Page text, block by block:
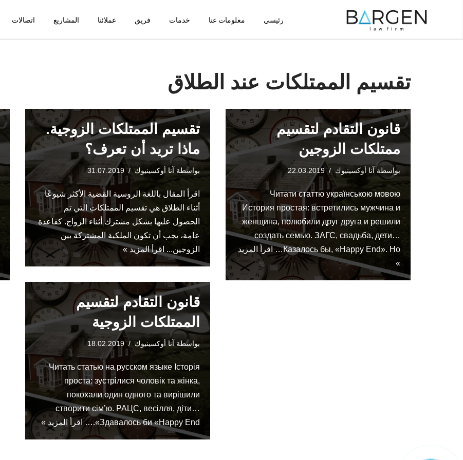
رئيسي معلومات عنا خدمات فريق عملائنا المشاريع اتصالات
تقسيم الممتلكات عند الطلاق
تقسيم الممتلكات الزوجية.
ماذا تريد أن تعرف؟
بواسطة آنا أوكسينيوك 31.07.2019
اقرأ المقال باللغة الروسية القضية الأكثر شيوعًا
أثناء الطلاق هي تقسيم الممتلكات التي تم
الحصول عليها بشكل مشترك أثناء الزواج. كقاعدة
عامة، يجب أن تكون الملكية المشتركة بين
الزوجين... اقرأ المزيد »
قانون التقادم لتقسيم
ممتلكات الزوجين
بواسطةآنا أوكسينيوك 22.03.2019
Читати статтю українською мовою
История простая: встретились мужчина и
женщина, полюбили друг друга и решили
создать семью. ЗАГС, свадьба, дети…
Казалось бы, «Happy End». Но…
اقرأ المزيد
»
قانون التقادم لتقسيم
الممتلكات الزوجية
بواسطة آنا أوكسينيوك 18.02.2019
Читать статью на русском языке Історія
проста: зустрілися чоловік та жінка,
покохали один одного та вирішили
створити сім’ю. РАЦС, весілля, діти…
Здавалось би «Happy End».…
اقرأ المزيد »